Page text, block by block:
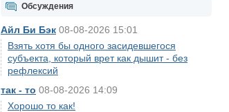
Обсуждения
Айл Би Бэк 08-08-2026 15:01
Взять хотя бы одного засидевшегося
субъекта, который врет как дышит - без
рефлексий
так - то 08-08-2026 14:09
Хорошо то как!